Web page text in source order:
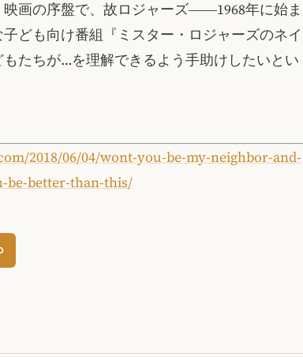
画の序盤で、故ロジャーズ――1968年に始ま
ども向け番組『ミスター・ロジャーズのネイ
たちが…を理解できるよう手助けしたいとい
2018/06/04/wont-you-be-my-neighbor-and-
be-better-than-this/